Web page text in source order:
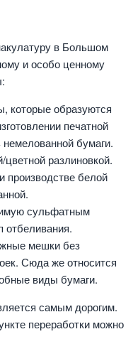
в Большом
и особо ценному
которые образуются
печатной
бумаги.
разлиновкой.
производстве белой
сульфатным
мешки без
Сюда же относится
виды бумаги.
самым дорогим.
переработки можно